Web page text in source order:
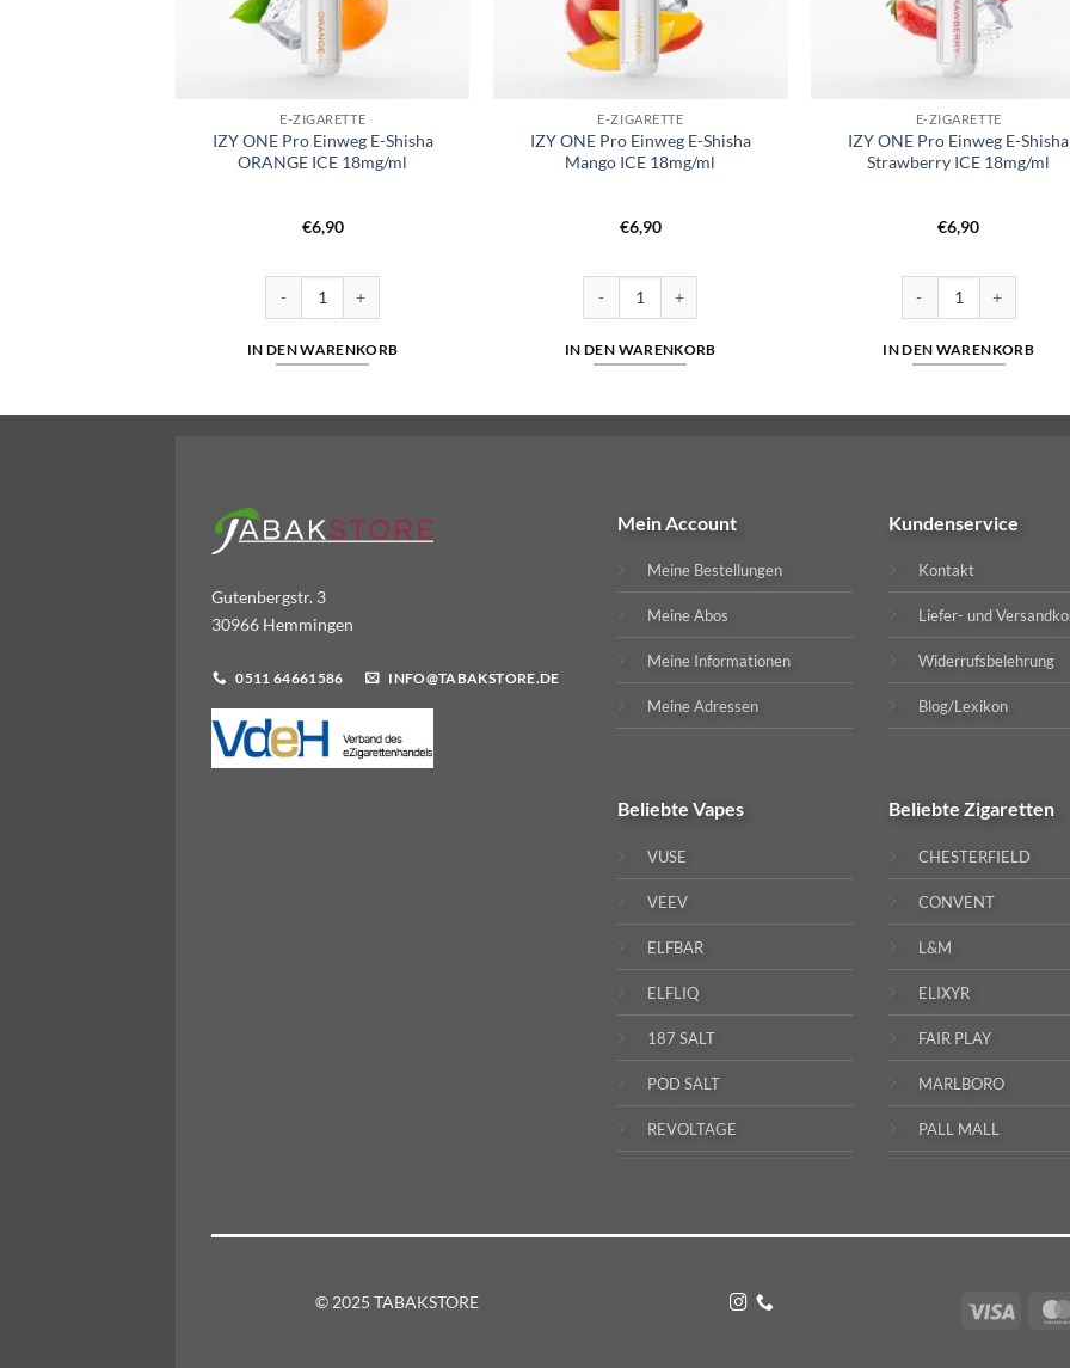
E-ZIGARETTE
IZY ONE Pro Einweg E-Shisha
ORANGE ICE 18mg/ml
€6,90
IN DEN WARENKORB
E-ZIGARETTE
IZY ONE Pro Einweg E-Shisha
Mango ICE 18mg/ml
€6,90
IN DEN WARENKORB
E-ZIGARETTE
IZY ONE Pro Einweg E-Shisha
Strawberry ICE 18mg/ml
€6,90
IN DEN WARENKORB
Gutenbergstr. 3
30966 Hemmingen
0511 64661586 INFO@TABAKSTORE.DE
Mein Account
Meine Bestellungen
Meine Abos
Meine Informationen
Meine Adressen
Kundenservice
Kontakt
Liefer- und
Widerrufsbelehrung
Blog/Lexikon
BeliebteVapes
VUSE
VEEV
ELFBAR
ELFLIQ
187 SALT
POD SALT
REVOLTAGE
Beliebte Zigaretten
CHESTERFIELD
CONVENT
L&M
ELIXYR
FAIR PLAY
MARLBORO
PALL MALL
© 2025 TABAKSTORE Visa